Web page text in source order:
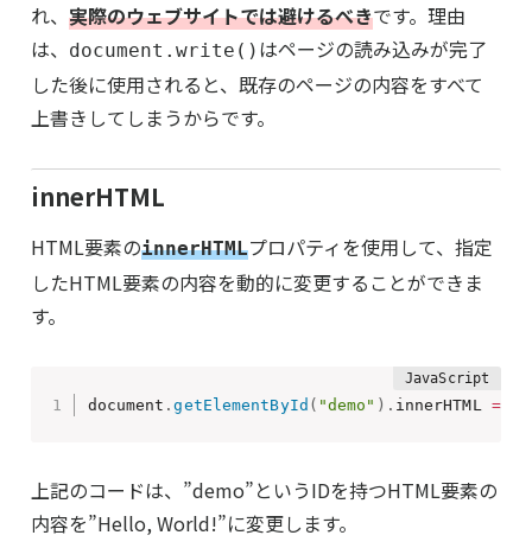
れ、 実際のウェブサイトでは避けるべきです。理由
は、 document.write() はページの読み込みが完了
した後に使用されると、既存のページの内容をすべて
上書きしてしまうからです。
innerHTML
HTML要素のinnerHTMLプロパティを使用して、指定
したHTML要素の内容を動的に変更することができま
す。
document .getElementById ( "demo" ) . innerHTML =
上記のコードは、”demo”というIDを持つHTML要素の
内容を”Hello, World!”に変更します。